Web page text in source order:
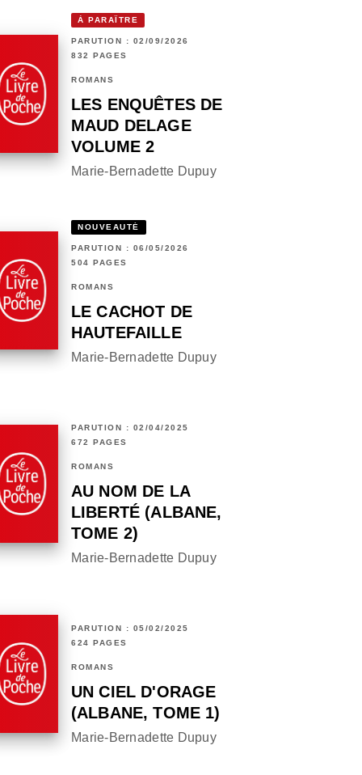
À PARAÎTRE
PARUTION : 02/09/2026
832 PAGES
ROMANS
LES ENQUÊTES DE
MAUD DELAGE
VOLUME 2
Marie-Bernadette Dupuy
NOUVEAUTÉ
PARUTION : 06/05/2026
504 PAGES
ROMANS
LE CACHOT DE
HAUTEFAILLE
Marie-Bernadette Dupuy
PARUTION : 02/04/2025
672 PAGES
ROMANS
AU NOM DE LA
LIBERTÉ (ALBANE,
TOME 2)
Marie-Bernadette Dupuy
PARUTION : 05/02/2025
624 PAGES
ROMANS
UN CIEL D'ORAGE
(ALBANE, TOME 1)
Marie-Bernadette Dupuy